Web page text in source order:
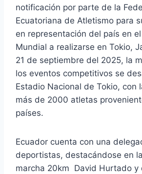
notificación por parte de la
Ecuatoriana de Atletismo para
en representación del país en
Mundial a realizarse en Tokio,
21 de septiembre del 2025, la
los eventos competitivos se
Estadio Nacional de Tokio, con
más de 2000 atletas
países.
Ecuador cuenta con una
deportistas, destacándose en
marcha 20km David Hurtado y